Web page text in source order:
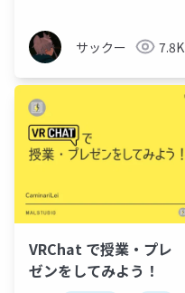
サックー 7.8K
VRChat で授業・プレ
ゼンをしてみよう！